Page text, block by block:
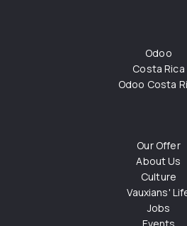
Odoo
Costa Rica
Odoo Costa
Our Offer
About Us
Culture
Vauxians'
Jobs